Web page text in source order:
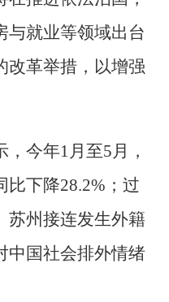
与就业等领域出台
改革举措，以增强
今年1月至5月，
比下降28.2%；过
苏州接连发生外籍
中国社会排外情绪